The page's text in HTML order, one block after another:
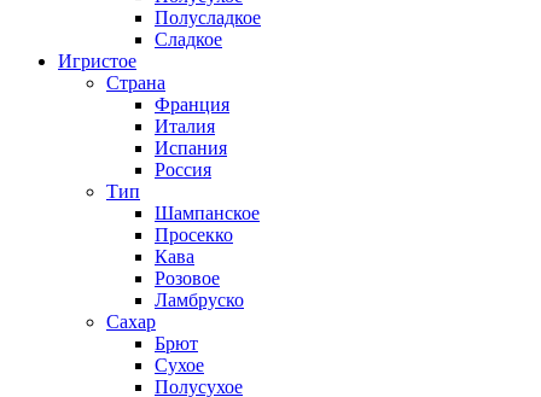
Полусладкое
Сладкое
Игристое
Страна
Франция
Италия
Испания
Россия
Тип
Шампанское
Просекко
Кава
Розовое
Ламбруско
Сахар
Брют
Сухое
Полусухое